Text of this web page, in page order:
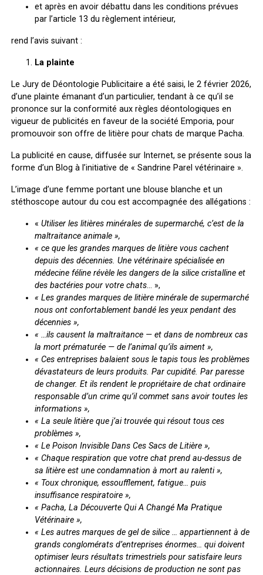
et après en avoir débattu dans les conditions prévues
par l’article 13 du règlement intérieur,
rend l’avis suivant :
La plainte
Le Jury de Déontologie Publicitaire a été saisi, le 2 février 2026,
d’une plainte émanant d’un particulier, tendant à ce qu’il se
prononce sur la conformité aux règles déontologiques en
vigueur de publicités en faveur de la société Emporia, pour
promouvoir son offre de litière pour chats de marque Pacha.
La publicité en cause, diffusée sur Internet, se présente sous la
forme d’un Blog à l’initiative de « Sandrine Parel vétérinaire ».
L’image d’une femme portant une blouse blanche et un
stéthoscope autour du cou est accompagnée des allégations :
« Utiliser les litières minérales de supermarché, c’est de la
maltraitance animale »,
« ce que les grandes marques de litière vous cachent
depuis des décennies. Une vétérinaire spécialisée en
médecine féline révèle les dangers de la silice cristalline et
des bactéries pour votre chats… »,
« Les grandes marques de litière minérale de supermarché
nous ont confortablement bandé les yeux pendant des
décennies »,
« …ils causent la maltraitance — et dans de nombreux cas
la mort prématurée — de l’animal qu’ils aiment »,
« Ces entreprises balaient sous le tapis tous les problèmes
dévastateurs de leurs produits. Par cupidité. Par paresse
de changer. Et ils rendent le propriétaire de chat ordinaire
responsable d’un crime qu’il commet sans avoir toutes les
informations »,
« La seule litière que j’ai trouvée qui résout tous ces
problèmes »,
« Le Poison Invisible Dans Ces Sacs de Litière »,
« Chaque respiration que votre chat prend au-dessus de
sa litière est une condamnation à mort au ralenti »,
« Toux chronique, essoufflement, fatigue… puis
insuffisance respiratoire »,
« Pacha, La Découverte Qui A Changé Ma Pratique
Vétérinaire »,
« Les autres marques de gel de silice … appartiennent à de
grands conglomérats d’entreprises énormes… qui doivent
optimiser leurs résultats trimestriels pour satisfaire leurs
actionnaires. Leurs décisions de production ne sont pas